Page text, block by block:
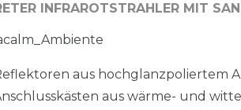
INFRAROTSTRAHLER MIT
aus hochglanzpoliertem
aus wärme- und